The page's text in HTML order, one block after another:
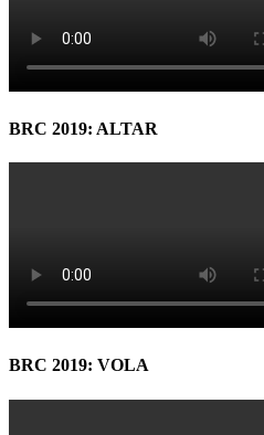
BRC 2019: ALTAR
BRC 2019: VOLA